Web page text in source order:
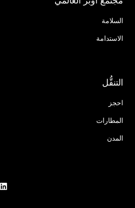
السلامة
الاستدامة
التنقُّل
احجز
المطارات
المدن